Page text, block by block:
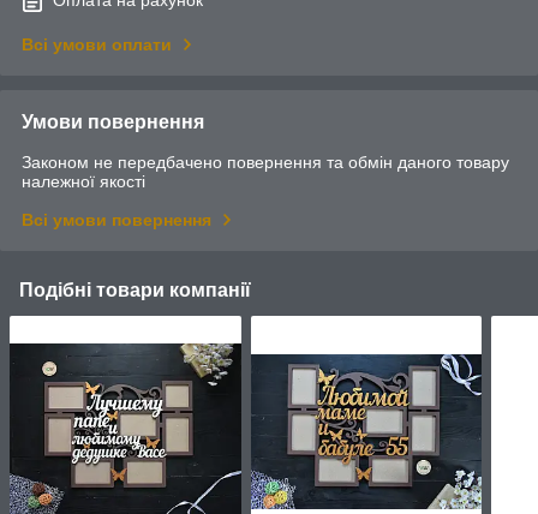
Всі умови оплати
Умови повернення
Законом не передбачено повернення та обмін даного товару
належної якості
Всі умови повернення
Подібні товари компанії